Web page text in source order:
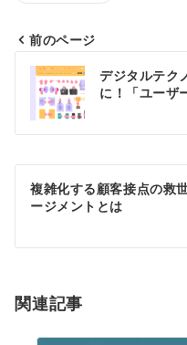
投
ナ
ビ
ゲ
ー
ョ
前のページ
デジタルテク
に！「ユーザ
複雑化する顧客接点の救
ージメントとは
関連記事